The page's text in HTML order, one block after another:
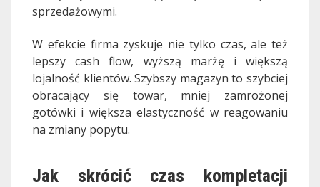
sprzedażowymi.
W efekcie firma zyskuje nie tylko czas, ale też
lepszy cash flow, wyższą marżę i większą
lojalność klientów. Szybszy magazyn to szybciej
obracający się towar, mniej zamrożonej
gotówki i większa elastyczność w reagowaniu
na zmiany popytu.
Jak skrócić czas kompletacji